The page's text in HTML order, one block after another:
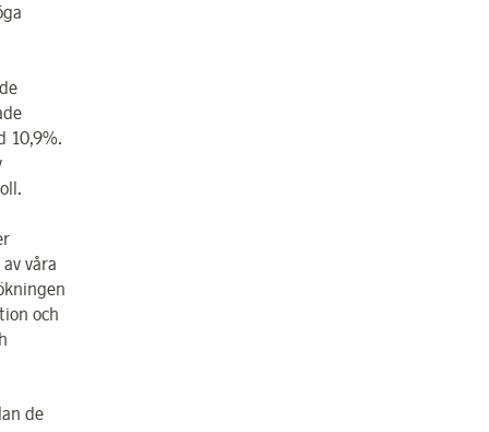
10,9%.
våra
och
de